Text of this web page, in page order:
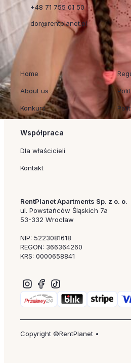
+48 71 755 01 50
dor@rentplanet.pl
Home
About us
Konkurs
Współpraca
Dla właścicieli
Kontakt
RentPlanet Apartments Sp. z o. o.
ul. Powstańców Śląskich 7a
53-332 Wrocław
NIP: 5223081618
REGON: 366364260
KRS: 0000658841
Copyright ©RentPlanet •